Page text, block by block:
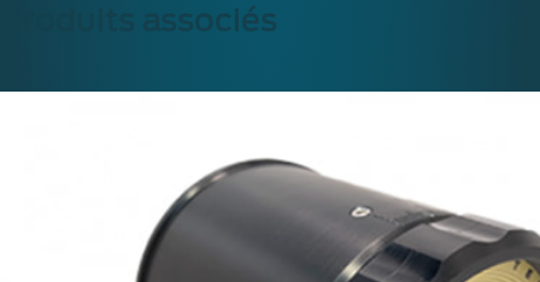
Produits associés